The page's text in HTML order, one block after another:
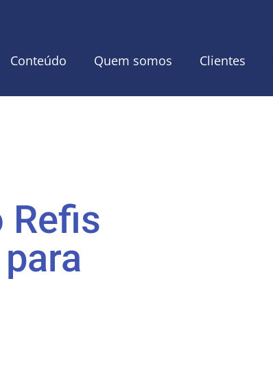
Conteúdo Quem somos Clientes
Refis